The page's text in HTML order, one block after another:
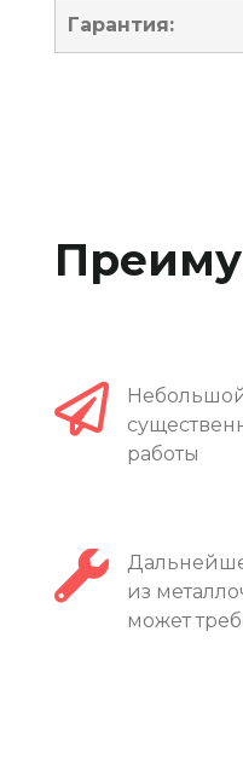
Гарантия:
работы
из
может